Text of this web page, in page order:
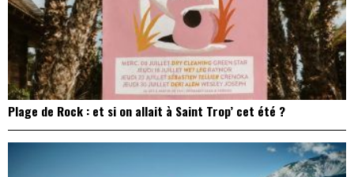
Plage de Rock : et si on allait à Saint Trop’ cet été ?